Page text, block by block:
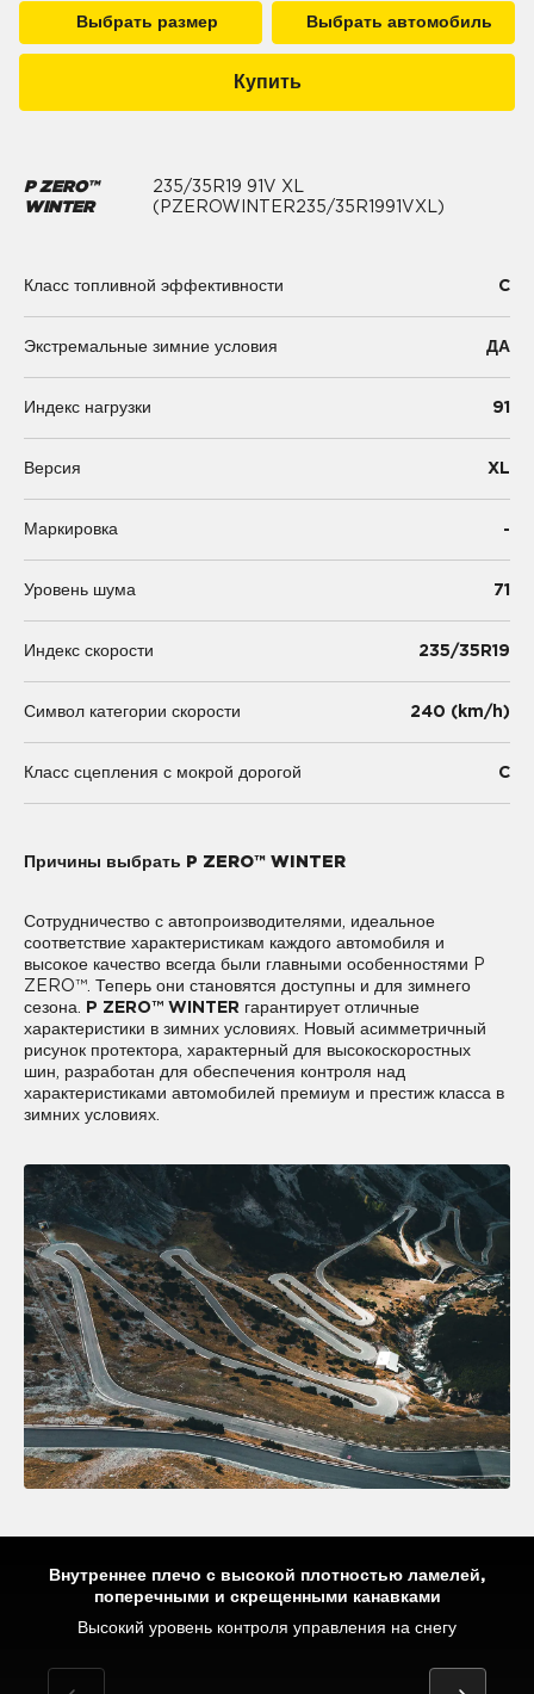
Выбрать размер Выбрать автомобиль
Купить
P ZERO™
WINTER
235/35R19 91V XL
(PZEROWINTER235/35R1991VXL)
Класс топливной эффективности C
Экстремальные зимние условия ДА
Индекс нагрузки 91
Версия XL
Маркировка -
Уровень шума 71
Индекс скорости 235/35R19
Символ категории скорости 240 (km/h)
Класс сцепления с мокрой дорогой C
Причины выбрать P ZERO™ WINTER
Сотрудничество с автопроизводителями, идеальное
соответствие характеристикам каждого автомобиля и
высокое качество всегда были главными особенностями P
ZERO™. Теперь они становятся доступны и для зимнего
сезона. P ZERO™ WINTER гарантирует отличные
характеристики в зимних условиях. Новый асимметричный
рисунок протектора, характерный для высокоскоростных
шин, разработан для обеспечения контроля над
характеристиками автомобилей премиум и престиж класса в
зимних условиях.
Внутреннее плечо с высокой плотностью ламелей,
поперечными и скрещенными канавками
Высокий уровень контроля управления на снегу
Точность рулевого управления на мокрой дороге
Отличная управляемость на сухой дороге
Оптимальный контроль характеристик для автомобилей
премиум и престиж класса